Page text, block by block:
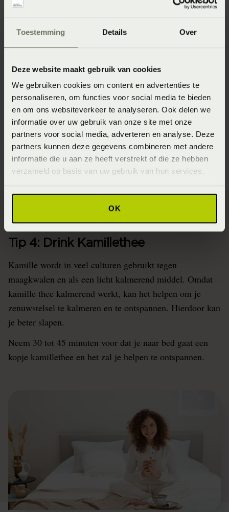
Toestemming Details Over
Deze website maakt gebruik van cookies
We gebruiken cookies om content en advertenties te
personaliseren, om functies voor social media te bieden
en om ons websiteverkeer te analyseren. Ook delen we
informatie over uw gebruik van onze site met onze
partners voor social media, adverteren en analyse. Deze
partners kunnen deze gegevens combineren met andere
informatie die u aan ze heeft verstrekt of die ze hebben
verzameld op basis van uw gebruik van hun services.
OK
je er in je bed niet meer over te piekeren.
Tip 3: Sport niet laat op de avond
kan de kwaliteit van je slaap verbeteren. Maar niet als je
intensieve oefeningen doet vlak voordat je gaat slapen.
Probeer overdag of aan het begin van je avond te sporten.
Ga minstens drie uur voor je naar bed gaat niet meer
trainen.
Tip 4: Drink Kamillethee
Kamille wordt in veel culturen gebruikt tegen
maagkwalen en als een licht kalmerend middel. Omdat
kamille thee kalmerend werkt, kan het helpen om je
zenuwstelsel te kalmeren en te ontspannen. Hierdoor kan
je beter slapen.
Neem 30 tot 45 minuten voor dat je naar bed gaat een
kopje kamillethee en het zal je helpen te ontspannen.